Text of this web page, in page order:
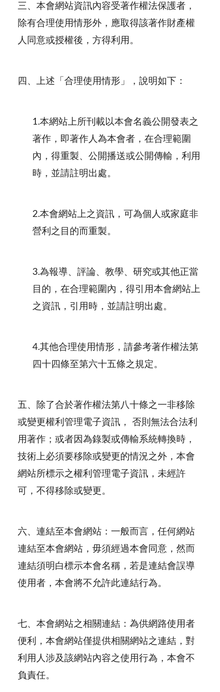
三、 本會網站資訊內容受著作權法保護者，
除有合理使用情形外，應取得該著作財產權
人同意或授權後，方得利用。
四、 上述「合理使用情形」，說明如下：
1.本網站上所刊載以本會名義公開發表之
著作，即著作人為本會者，在合理範圍
內，得重製、公開播送或公開傳輸，利用
時，並請註明出處。
2.本會網站上之資訊，可為個人或家庭非
營利之目的而重製。
3.為報導、評論、教學、研究或其他正當
目的，在合理範圍內，得引用本會網站上
之資訊，引用時，並請註明出處。
4.其他合理使用情形，請參考著作權法第
四十四條至第六十五條之規定。
五、
除了合於著作權法第八十條之一非移除
或變更權利管理電子資訊， 否則無法合法利
用著作；或者因為錄製或傳輸系統轉換時，
技術上必須要移除或變更的情況之外，本會
網站所標示之權利管理電子資訊，未經許
可，不得移除或變更。
六、 連結至本會網站：一般而言，任何網站
連結至本會網站，毋須經過本會同意，然而
連結須明白標示本會名稱，若是連結會誤導
使用者，本會將不允許此連結行為。
七、 本會網站之相關連結：為供網路使用者
便利，本會網站僅提供相關網站之連結，對
利用人涉及該網站內容之使用行為，本會不
負責任。